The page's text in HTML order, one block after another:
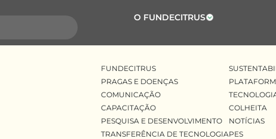
O FUNDECITRUS
COLHEITA
NOTÍCIAS
PES
FUNDECITRUS
PRAGAS E DOENÇAS
COMUNICAÇÃO
CAPACITAÇÃO
PESQUISA E DESENVOLVIMENTO
TRANSFERÊNCIA DE TECNOLOGIA